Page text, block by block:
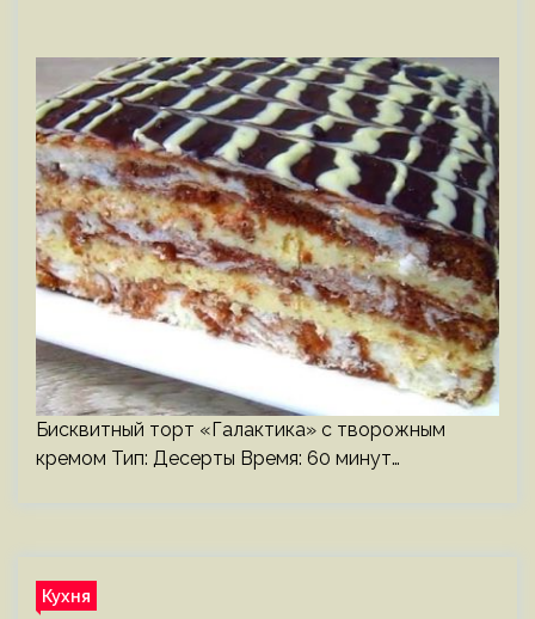
Бисквитный торт «Галактика» с творожным
кремом Тип: Десерты Время: 60 минут…
Кухня